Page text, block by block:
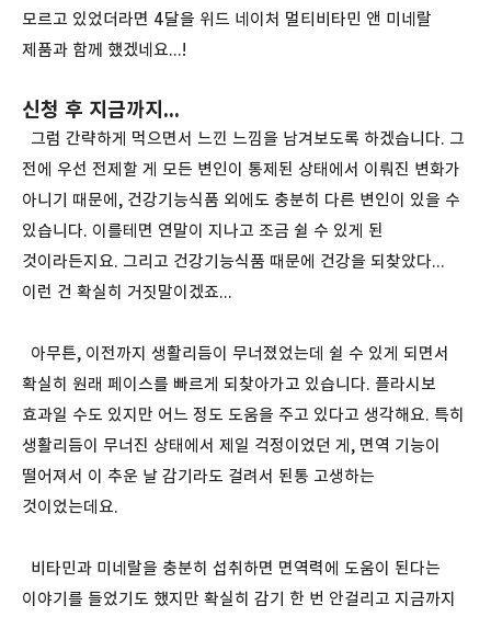
모르고 있었더라면 4달을 위드 네이처 멀티비타민 앤 미네랄
제품과 함께 했겠네요...!
신청 후 지금까지...
그럼 간략하게 먹으면서 느낀 느낌을 남겨보도록 하겠습니다. 그
전에 우선 전제할 게 모든 변인이 통제된 상태에서 이뤄진 변화가
아니기 때문에, 건강기능식품 외에도 충분히 다른 변인이 있을 수
있습니다. 이를테면 연말이 지나고 조금 쉴 수 있게 된
것이라든지요. 그리고 건강기능식품 때문에 건강을 되찾았다...
이런 건 확실히 거짓말이겠죠...
아무튼, 이전까지 생활리듬이 무너졌었는데 쉴 수 있게 되면서
확실히 원래 페이스를 빠르게 되찾아가고 있습니다. 플라시보
효과일 수도 있지만 어느 정도 도움을 주고 있다고 생각해요. 특히
생활리듬이 무너진 상태에서 제일 걱정이었던 게, 면역 기능이
떨어져서 이 추운 날 감기라도 걸려서 된통 고생하는
것이었는데요.
비타민과 미네랄을 충분히 섭취하면 면역력에 도움이 된다는
이야기를 들었기도 했지만 확실히 감기 한 번 안걸리고 지금까지